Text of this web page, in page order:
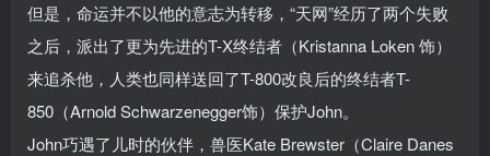
但是，命运并不以他的意志为转移，“天网”经历了两个失败
之后，派出了更为先进的T-X终结者（Kristanna Loken 饰）
来追杀他，人类也同样送回了T-800改良后的终结者T-
850（Arnold Schwarzenegger饰）保护John。
John巧遇了儿时的伙伴，兽医Kate Brewster（Claire Danes